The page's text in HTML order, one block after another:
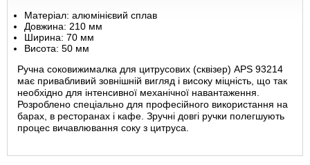
Матеріал: алюмінієвий сплав
Довжина: 210 мм
Ширина: 70 мм
Висота: 50 мм
Ручна соковижималка для цитрусових (сквізер) APS 93214
має привабливий зовнішній вигляд і високу міцність, що так
необхідно для інтенсивної механічної навантаження.
Розроблено спеціально для професійного використання на
барах, в ресторанах і кафе. Зручні довгі ручки полегшують
процес вичавлювання соку з цитруса.